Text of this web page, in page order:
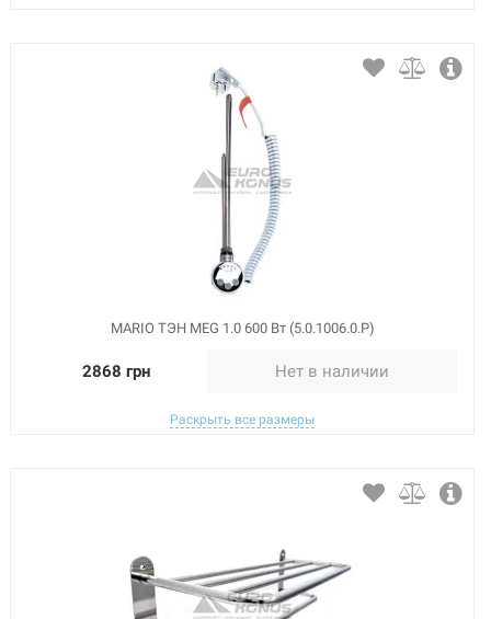
MARIO ТЭН MEG 1.0 600 Вт (5.0.1006.0.Р)
2868 грн Нет в наличии
Раскрыть все размеры